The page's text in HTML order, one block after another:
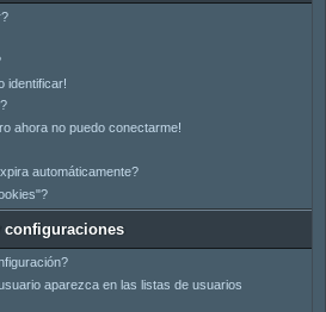
identificar!
ahora no puedo conectarme!
automáticamente?
configuraciones
aparezca en las listas de usuarios